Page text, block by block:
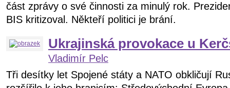
část zprávy o své činnosti za minulý rok.
BIS kritizoval. Někteří politici je brání.
Ukrajinská provokace u
Vladimír Pelc
Tři desítky let Spojené státy a NATO obkličují